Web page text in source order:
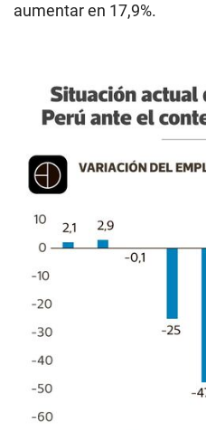
aumentar en 17,9%.